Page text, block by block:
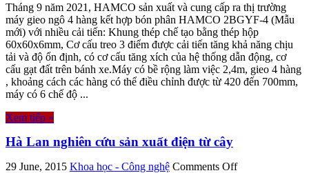
Tháng 9 năm 2021, HAMCO sản xuất và cung cấp ra thị trường
máy gieo ngô 4 hàng kết hợp bón phân HAMCO 2BGYF-4 (Mẫu
mới) với nhiều cải tiến: Khung thép chế tạo bằng thép hộp
60x60x6mm, Cơ cấu treo 3 điểm được cải tiến tăng khả năng chịu
tải và độ ổn định, có cơ cấu tăng xích của hệ thống dẫn động, cơ
cấu gạt đất trên bánh xe.Máy có bề rộng làm việc 2,4m, gieo 4 hàng
, khoảng cách các hàng có thể điều chỉnh được từ 420 đến 700mm,
máy có 6 chế độ ...
Xem tiếp »
Hà Lan nghiên cứu sản xuất điện từ cây
29 June, 2015 Khoa học - Công nghệ Comments Offon